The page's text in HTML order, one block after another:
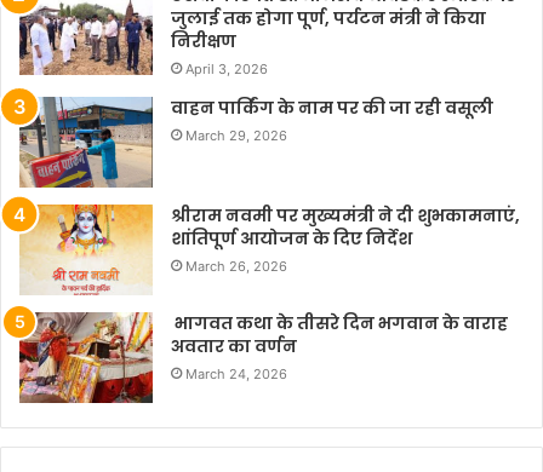
जुलाई तक होगा पूर्ण, पर्यटन मंत्री ने किया
निरीक्षण
April 3, 2026
वाहन पार्किंग के नाम पर की जा रही वसूली
March 29, 2026
श्रीराम नवमी पर मुख्यमंत्री ने दी शुभकामनाएं,
शांतिपूर्ण आयोजन के दिए निर्देश
March 26, 2026
भागवत कथा के तीसरे दिन भगवान के वाराह
अवतार का वर्णन
March 24, 2026